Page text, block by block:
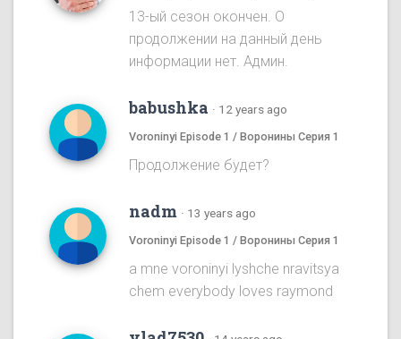
13-ый сезон окончен. О
продолжении на данный день
информации нет. Админ.
babushka · 12 years ago
Voroninyi Episode 1 / Воронины Серия 1
Продолжение будет?
nadm · 13 years ago
Voroninyi Episode 1 / Воронины Серия 1
a mne voroninyi lyshche nravitsya
chem everybody loves raymond